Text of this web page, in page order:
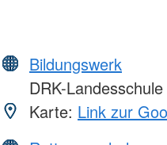
Bildungswerk
DRK-
Karte: Link zur